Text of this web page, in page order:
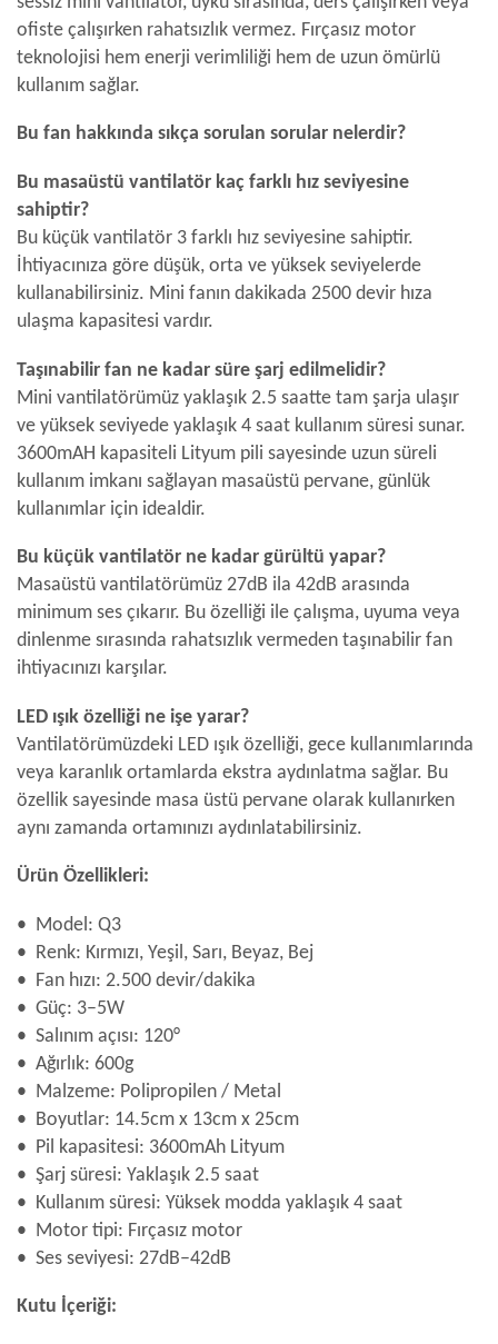
ofiste çalışırken rahatsızlık vermez. Fırçasız motor
teknolojisi hem enerji verimliliği hem de uzun ömürlü
kullanım sağlar.
Bu fan hakkında sıkça sorulan sorular nelerdir?
Bu masaüstü vantilatör kaç farklı hız seviyesine
sahiptir?
Bu küçük vantilatör 3 farklı hız seviyesine sahiptir.
İhtiyacınıza göre düşük, orta ve yüksek seviyelerde
kullanabilirsiniz. Mini fanın dakikada 2500 devir hıza
ulaşma kapasitesi vardır.
Taşınabilir fan ne kadar süre şarj edilmelidir?
Mini vantilatörümüz yaklaşık 2.5 saatte tam şarja ulaşır
ve yüksek seviyede yaklaşık 4 saat kullanım süresi sunar.
3600mAH kapasiteli Lityum pili sayesinde uzun süreli
kullanım imkanı sağlayan masaüstü pervane, günlük
kullanımlar için idealdir.
Bu küçük vantilatör ne kadar gürültü yapar?
Masaüstü vantilatörümüz 27dB ila 42dB arasında
minimum ses çıkarır. Bu özelliği ile çalışma, uyuma veya
dinlenme sırasında rahatsızlık vermeden taşınabilir fan
ihtiyacınızı karşılar.
LED ışık özelliği ne işe yarar?
Vantilatörümüzdeki LED ışık özelliği, gece kullanımlarında
veya karanlık ortamlarda ekstra aydınlatma sağlar. Bu
özellik sayesinde masa üstü pervane olarak kullanırken
aynı zamanda ortamınızı aydınlatabilirsiniz.
Ürün Özellikleri:
• Model: Q3
• Renk: Kırmızı, Yeşil, Sarı, Beyaz, Bej
• Fan hızı: 2.500 devir/dakika
• Güç: 3–5W
• Salınım açısı: 120°
• Ağırlık: 600g
• Malzeme: Polipropilen / Metal
• Boyutlar: 14.5cm x 13cm x 25cm
• Pil kapasitesi: 3600mAh Lityum
• Şarj süresi: Yaklaşık 2.5 saat
• Kullanım süresi: Yüksek modda yaklaşık 4 saat
• Motor tipi: Fırçasız motor
• Ses seviyesi: 27dB–42dB
Kutu İçeriği: